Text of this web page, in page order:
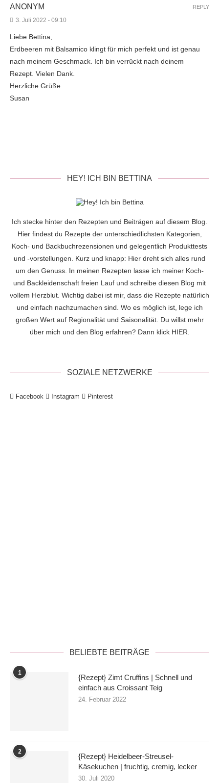
ANONYM
3. Juli 2022 - 09:10
Liebe Bettina,
Erdbeeren mit Balsamico klingt für mich perfekt und ist genau
nach meinem Geschmack. Ich bin verrückt nach deinem
Rezept. Vielen Dank.
Herzliche Grüße
Susan
REPLY
HEY! ICH BIN BETTINA
Ich stecke hinter den Rezepten und Beiträgen auf diesem Blog.
Hier findest du Rezepte der unterschiedlichsten Kategorien,
Koch- und Backbuchrezensionen und gelegentlich Produkttests
und -vorstellungen. Kurz und knapp: Hier dreht sich alles rund
um den Genuss. In meinen Rezepten lasse ich meiner Koch-
und Backleidenschaft freien Lauf und schreibe diesen Blog mit
vollem Herzblut. Wichtig dabei ist mir, dass die Rezepte natürlich
und einfach nachzumachen sind. Wo es möglich ist, lege ich
großen Wert auf Regionalität und Saisonalität. Du willst mehr
über mich und den Blog erfahren? Dann klick HIER.
SOZIALE NETZWERKE
Facebook Instagram Pinterest
BELIEBTE BEITRÄGE
1
{Rezept} Zimt Cruffins | Schnell und
einfach aus Croissant Teig
24. Februar 2022
2
{Rezept} Heidelbeer-Streusel-
Käsekuchen | fruchtig, cremig, lecker
30. Juli 2020